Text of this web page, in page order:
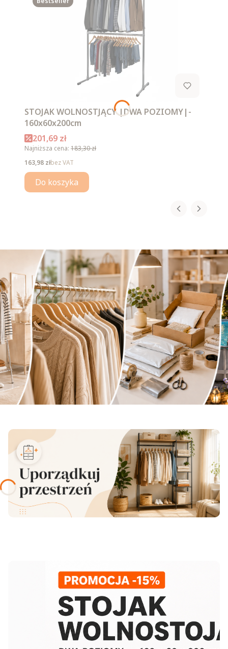
STOJAK WOLNOSTJĄCY |DWA POZIOMY|-
160x60x200cm
Cena promocyjna
201,69 zł
Najniższa cena: 183,30 zł
Cena
163,98 złbez VAT
Do koszyka